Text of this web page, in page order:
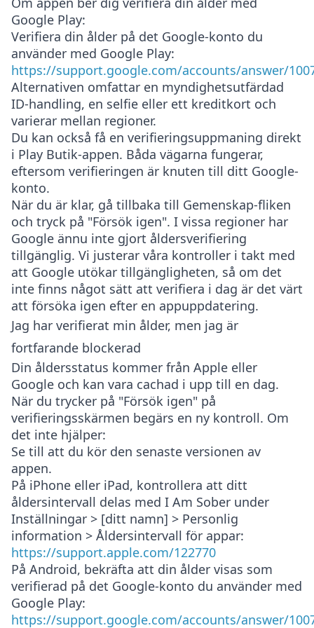
Google Play:
Verifiera din ålder på det Google-konto du
använder med Google Play:
https://support.google.com/accounts/answer/
Alternativen omfattar en myndighetsutfärdad
ID-handling, en selfie eller ett kreditkort och
varierar mellan regioner.
Du kan också få en verifieringsuppmaning direkt
i Play Butik-appen. Båda vägarna fungerar,
eftersom verifieringen är knuten till ditt Google-
konto.
När du är klar, gå tillbaka till Gemenskap-fliken
och tryck på "Försök igen". I vissa regioner har
Google ännu inte gjort åldersverifiering
tillgänglig. Vi justerar våra kontroller i takt med
att Google utökar tillgängligheten, så om det
inte finns något sätt att verifiera i dag är det värt
att försöka igen efter en appuppdatering.
Jag har verifierat min ålder, men jag är
fortfarande blockerad
Din åldersstatus kommer från Apple eller
Google och kan vara cachad i upp till en dag.
När du trycker på "Försök igen" på
verifieringsskärmen begärs en ny kontroll. Om
det inte hjälper:
Se till att du kör den senaste versionen av
appen.
På iPhone eller iPad, kontrollera att ditt
åldersintervall delas med I Am Sober under
Inställningar > [ditt namn] > Personlig
information > Åldersintervall för appar:
https://support.apple.com/122770
På Android, bekräfta att din ålder visas som
verifierad på det Google-konto du använder med
Google Play:
https://support.google.com/accounts/answer/